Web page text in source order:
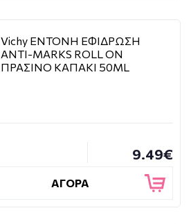
Vichy ΕΝΤΟΝΗ ΕΦΙΔΡΩΣΗ
ANTI-MARKS ROLL ON
ΠΡΑΣΙΝΟ ΚΑΠΑΚΙ 50ML
9.49€
ΑΓΟΡΑ